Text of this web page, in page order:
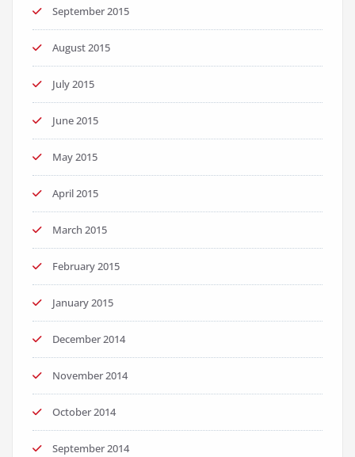
September 2015
August 2015
July 2015
June 2015
May 2015
April 2015
March 2015
February 2015
January 2015
December 2014
November 2014
October 2014
September 2014